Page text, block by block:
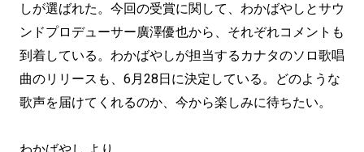
しが選ばれた。今回の受賞に関して、わかばやしとサウ
ンドプロデューサー廣澤優也から、それぞれコメントも
到着している。わかばやしが担当するカナタのソロ歌唱
曲のリリースも、6月28日に決定している。どのような
歌声を届けてくれるのか、今から楽しみに待ちたい。